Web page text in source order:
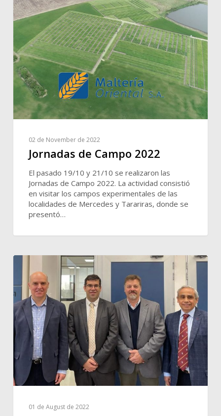
02 de November de 2022
Jornadas de Campo 2022
El pasado 19/10 y 21/10 se realizaron las
Jornadas de Campo 2022. La actividad consistió
en visitar los campos experimentales de las
localidades de Mercedes y Tarariras, donde se
presentó…
01 de August de 2022